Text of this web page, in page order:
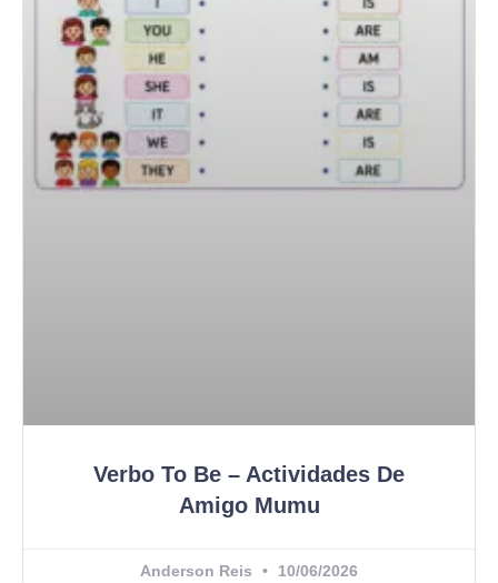
Verbo To Be – Actividades De
Amigo Mumu
Anderson Reis 10/06/2026